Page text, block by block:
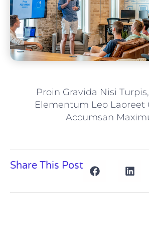
Proin Gravida Nisi
Elementum Leo Laoreet
Accumsan
Share This Post